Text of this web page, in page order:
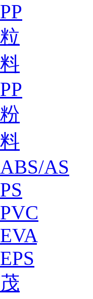
PP
粒
料
PP
粉
料
ABS/AS
PS
PVC
EVA
EPS
茂